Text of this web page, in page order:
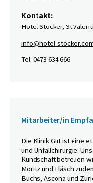
Kontakt:
Hotel Stocker,
info@hotel-stocker.com
Tel. 0473 634 666
Mitarbeiter/in
Die Klinik Gut ist eine
und Unfallchirurgie.
Kundschaft betreuen
Moritz und Fläsch
Buchs, Ascona und